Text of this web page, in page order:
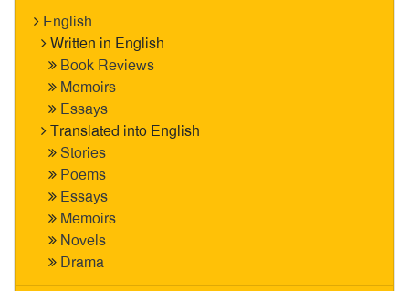
English
Written in English
Book Reviews
Memoirs
Essays
Translated into English
Stories
Poems
Essays
Memoirs
Novels
Drama